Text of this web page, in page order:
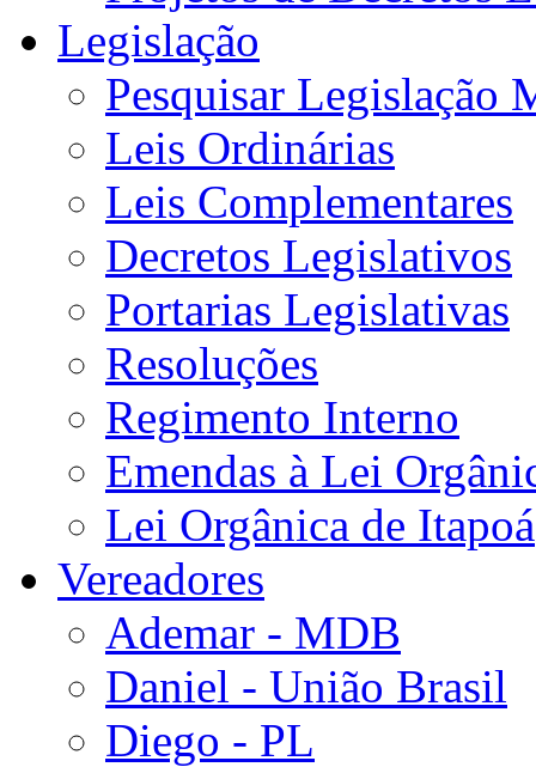
Legislação
Pesquisar Legislação
Leis Ordinárias
Leis Complementares
Decretos Legislativos
Portarias Legislativas
Resoluções
Regimento Interno
Emendas à Lei
Lei Orgânica de Itapoá
Vereadores
Ademar - MDB
Daniel - União Brasil
Diego - PL